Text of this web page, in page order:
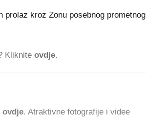
prolaz kroz Zonu posebnog prometnog
Kliknite ovdje.
ovdje. Atraktivne fotografije i videe